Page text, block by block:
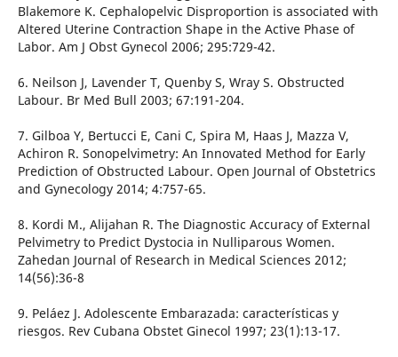
Blakemore K. Cephalopelvic Disproportion is associated with
Altered Uterine Contraction Shape in the Active Phase of
Labor. Am J Obst Gynecol 2006; 295:729-42.
6. Neilson J, Lavender T, Quenby S, Wray S. Obstructed
Labour. Br Med Bull 2003; 67:191-204.
7. Gilboa Y, Bertucci E, Cani C, Spira M, Haas J, Mazza V,
Achiron R. Sonopelvimetry: An Innovated Method for Early
Prediction of Obstructed Labour. Open Journal of Obstetrics
and Gynecology 2014; 4:757-65.
8. Kordi M., Alijahan R. The Diagnostic Accuracy of External
Pelvimetry to Predict Dystocia in Nulliparous Women.
Zahedan Journal of Research in Medical Sciences 2012;
14(56):36-8
9. Peláez J. Adolescente Embarazada: características y
riesgos. Rev Cubana Obstet Ginecol 1997; 23(1):13-17.